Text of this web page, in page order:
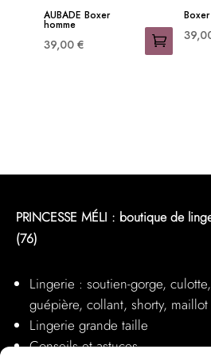
être
choisies
sur
être
AUBADE Boxer
homme
39,00 €
peuvent
la
page
du
être
la
page
PRINCESSE MÉLI : boutique de
(76)
Lingerie : soutien-gorge,
guépière, collant, shorty,
Lingerie grande taille
Conseils et astuces